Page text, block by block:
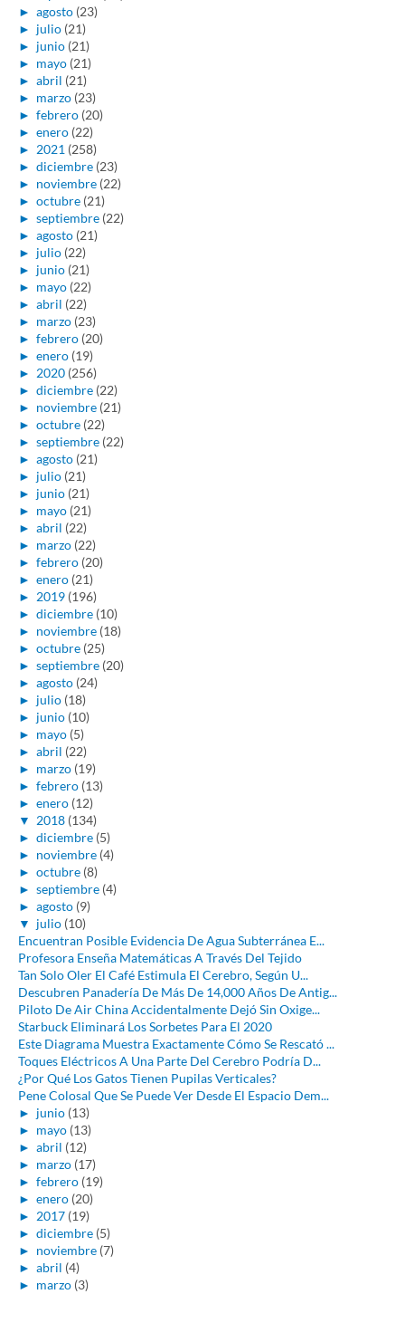
► agosto (23)
► julio (21)
► junio (21)
► mayo (21)
► abril (21)
► marzo (23)
► febrero (20)
► enero (22)
► 2021 (258)
► diciembre (23)
► noviembre (22)
► octubre (21)
► septiembre (22)
► agosto (21)
► julio (22)
► junio (21)
► mayo (22)
► abril (22)
► marzo (23)
► febrero (20)
► enero (19)
► 2020 (256)
► diciembre (22)
► noviembre (21)
► octubre (22)
► septiembre (22)
► agosto (21)
► julio (21)
► junio (21)
► mayo (21)
► abril (22)
► marzo (22)
► febrero (20)
► enero (21)
► 2019 (196)
► diciembre (10)
► noviembre (18)
► octubre (25)
► septiembre (20)
► agosto (24)
► julio (18)
► junio (10)
► mayo (5)
► abril (22)
► marzo (19)
► febrero (13)
► enero (12)
▼ 2018 (134)
► diciembre (5)
► noviembre (4)
► octubre (8)
► septiembre (4)
► agosto (9)
▼ julio (10)
Encuentran Posible Evidencia De Agua Subterránea E...
Profesora Enseña Matemáticas A Través Del Tejido
Tan Solo Oler El Café Estimula El Cerebro, Según U...
Descubren Panadería De Más De 14,000 Años De Antig...
Piloto De Air China Accidentalmente Dejó Sin Oxige...
Starbuck Eliminará Los Sorbetes Para El 2020
Este Diagrama Muestra Exactamente Cómo Se Rescató ...
Toques Eléctricos A Una Parte Del Cerebro Podría D...
¿Por Qué Los Gatos Tienen Pupilas Verticales?
Pene Colosal Que Se Puede Ver Desde El Espacio Dem...
► junio (13)
► mayo (13)
► abril (12)
► marzo (17)
► febrero (19)
► enero (20)
► 2017 (19)
► diciembre (5)
► noviembre (7)
► abril (4)
► marzo (3)